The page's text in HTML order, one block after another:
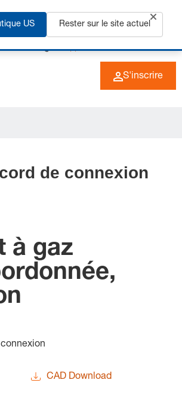
+49 (0) 6266 73-0 FR
S'inscrire
de connexion
à gaz
CAD Download
US Rester sur le site actuel